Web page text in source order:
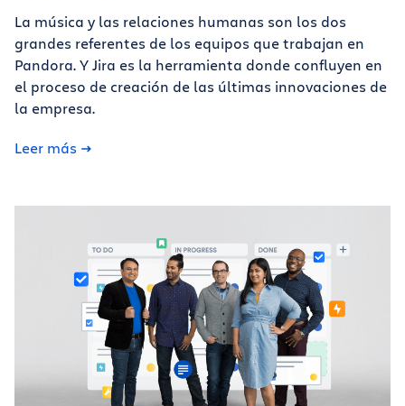
La música y las relaciones humanas son los dos
grandes referentes de los equipos que trabajan en
Pandora. Y Jira es la herramienta donde confluyen en
el proceso de creación de las últimas innovaciones de
la empresa.
Leer más